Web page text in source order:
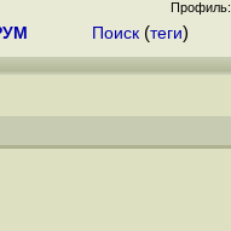
Профиль:
Поиск (теги)